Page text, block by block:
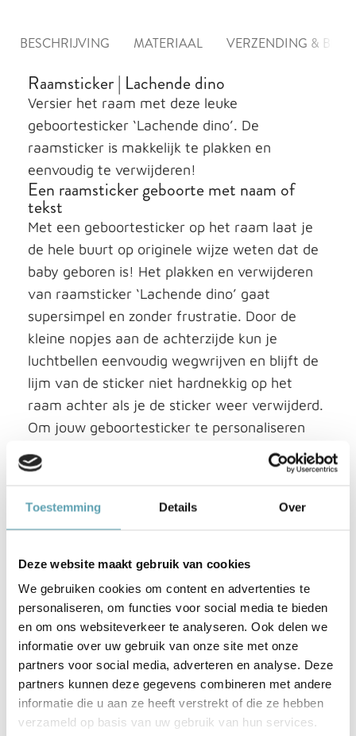
Toestemming Details Over
Deze website maakt gebruik van cookies
We gebruiken cookies om content en advertenties te
personaliseren, om functies voor social media te bieden
en om ons websiteverkeer te analyseren. Ook delen we
informatie over uw gebruik van onze site met onze
partners voor social media, adverteren en analyse. Deze
partners kunnen deze gegevens combineren met andere
informatie die u aan ze heeft verstrekt of die ze hebben
verzameld op basis van uw gebruik van hun services.
BESCHRIJVING MATERIAAL VERZENDING &
Raamsticker | Lachende dino
Versier het raam met deze leuke
geboortesticker ‘Lachende dino’. De
raamsticker is makkelijk te plakken en
eenvoudig te verwijderen!
Een raamsticker geboorte met naam of
tekst
Met een geboortesticker op het raam laat je
de hele buurt op originele wijze weten dat de
baby geboren is! Het plakken en verwijderen
van raamsticker ‘Lachende dino’ gaat
supersimpel en zonder frustratie. Door de
kleine nopjes aan de achterzijde kun je
luchtbellen eenvoudig wegwrijven en blijft de
lijm van de sticker niet hardnekkig op het
raam achter als je de sticker weer verwijderd.
Om jouw geboortesticker te personaliseren
zetten we gratis de naam of tekst op de
raamsticker.
Geboortesticker ‘Lachende dino’ is
verkrijgbaar in 3 formaten, zodat je de
raamsticker makkelijk kunt afstemmen op het
formaat tussen dat past bij jouw situatie.
Daarnaast is deze geboortesticker
verkrijgbaar in 3 leuke kleuren:
Blauw
Roze